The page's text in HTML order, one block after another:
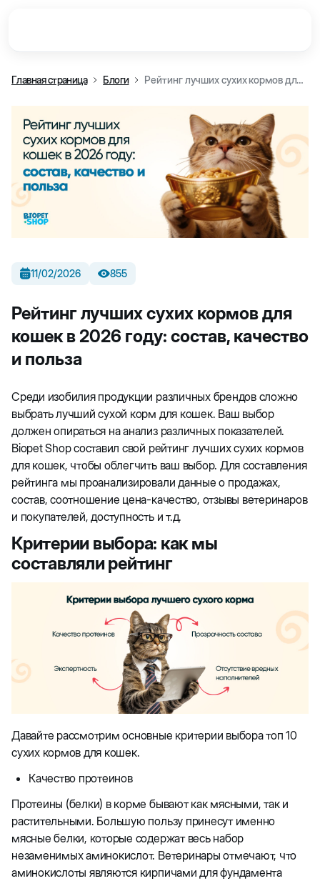
Главная страница Блоги Рейтинг лучших сухих кормов для кошек в 2026 году: состав, качество и польза
11/02/2026 855
Рейтинг лучших сухих кормов для
кошек в 2026 году: состав, качество
и польза
Среди изобилия продукции различных брендов сложно
выбрать лучший сухой корм для кошек. Ваш выбор
должен опираться на анализ различных показателей.
Biopet Shop составил свой рейтинг лучших сухих кормов
для кошек, чтобы облегчить ваш выбор. Для составления
рейтинга мы проанализировали данные о продажах,
состав, соотношение цена-качество, отзывы ветеринаров
и покупателей, доступность и т.д.
Критерии выбора: как мы
составляли рейтинг
Давайте рассмотрим основные критерии выбора топ 10
сухих кормов для кошек.
Качество протеинов
Протеины (белки) в корме бывают как мясными, так и
растительными. Большую пользу принесут именно
мясные белки, которые содержат весь набор
незаменимых аминокислот. Ветеринары отмечают, что
аминокислоты являются кирпичами для фундамента